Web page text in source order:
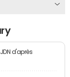
d'après